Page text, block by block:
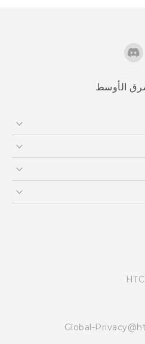
Française -
الأوسط
Global-